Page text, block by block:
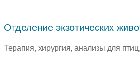
Отделение экзотических
Терапия, хирургия, анализы для